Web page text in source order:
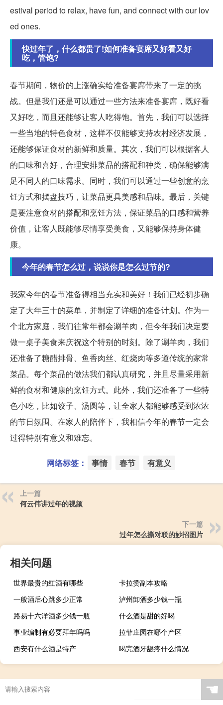
estival period to relax, have fun, and connect with our lov
ed ones.
快过年了，什么都贵了!如何准备宴席又好看又好
吃，管饱?
春节期间，物价的上涨确实给准备宴席带来了一定的挑
战。但是我们还是可以通过一些方法来准备宴席，既好看
又好吃，而且还能够让客人吃得饱。首先，我们可以选择
一些当地的特色食材，这样不仅能够支持农村经济发展，
还能够保证食材的新鲜和质量。其次，我们可以根据客人
的口味和喜好，合理安排菜品的搭配和种类，确保能够满
足不同人的口味需求。同时，我们可以通过一些创意的烹
饪方式和摆盘技巧，让菜品更具美感和品味。最后，关键
是要注意食材的搭配和烹饪方法，保证菜品的口感和营养
价值，让客人既能够尽情享受美食，又能够保持身体健
康。
今年的春节怎么过，说说你是怎么过节的?
我家今年的春节准备得相当充实和美好！我们已经初步确
定了大年三十的菜单，并制定了详细的准备计划。作为一
个北方家庭，我们往常年都会涮羊肉，但今年我们决定要
做一桌子美食来庆祝这个特别的时刻。除了涮羊肉，我们
还准备了糖醋排骨、鱼香肉丝、红烧肉等多道传统的家常
菜品。每个菜品的做法我们都认真研究，并且尽量采用新
鲜的食材和健康的烹饪方式。此外，我们还准备了一些特
色小吃，比如饺子、汤圆等，让全家人都能够感受到浓浓
的节日氛围。在家人的陪伴下，我相信今年的春节一定会
过得特别有意义和难忘。
网络标签： 事情 春节 有意义
上一篇
何云伟讲过年的视频
下一篇
过年怎么撕对联的妙招图片
相关问题
世界最贵的红酒有哪些
卡拉赞副本攻略
一般酒后心跳多少正常
泸州卸酒多少钱一瓶
路易十六洋酒多少钱一瓶
什么酒是甜的好喝
事业编制有必要拜年吗吗
拉菲庄园在哪个产区
西安有什么酒是特产
喝完酒牙龈疼什么情况
☚